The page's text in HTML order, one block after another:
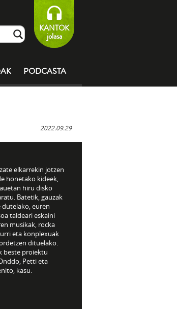
KANTOK
jolasa
PODCASTA
2022.09.29
elkarrekin jotzen
honetako kideek,
hiru disko
Batetik, gauzak
dutelako, euren
taldeari eskaini
musikak, rocka
eta konplexuak
dituelako.
beste proiektu
Petti eta
kasu.